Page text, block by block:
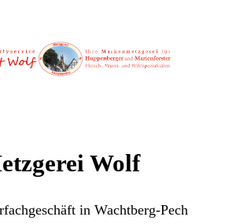
Wolf
in Wachtberg-Pech